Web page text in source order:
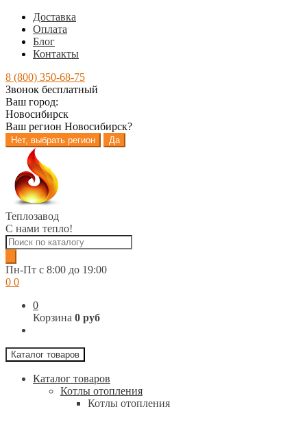
Доставка
Оплата
Блог
Контакты
8 (800) 350-68-75
Звонок бесплатный
Ваш город:
Новосибирск
Ваш регион Новосибирск?
Нет, выбрать регион Да
Перейти
навигации
Перейти
содержимому
Теплозавод
С нами тепло!
Поиск
товаров
Пн-Пт c 8:00 до 19:00
0 0
0
Корзина 0 руб
Каталог товаров
Каталог товаров
Котлы отопления
Котлы отопления